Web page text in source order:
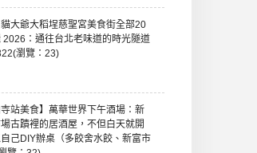
貓大爺大稻埕慈聖宮美食街全部20
2026：通往台北老味道的時光隧道
瀏覽：23)
寺站美食】萬華世界下午酒場：新
古蹟裡的居酒屋，不但白天就開
己DIY辦桌（多餃舍水餃、新富市